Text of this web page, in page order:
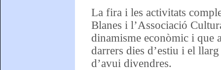
La fira i les activitats
Blanes i l’Associació
dinamisme econòmic i que
darrers dies d’estiu i el
d’avui divendres.